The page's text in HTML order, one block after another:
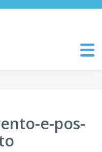
e-pos-